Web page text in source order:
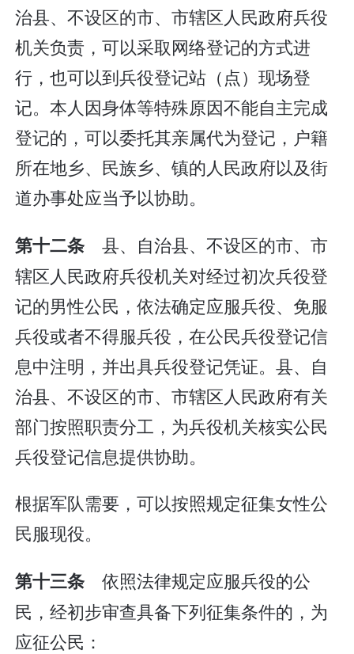
治县、不设区的市、市辖区人民政府兵役
机关负责，可以采取网络登记的方式进
行，也可以到兵役登记站（点）现场登
记。本人因身体等特殊原因不能自主完成
登记的，可以委托其亲属代为登记，户籍
所在地乡、民族乡、镇的人民政府以及街
道办事处应当予以协助。
第十二条 县、自治县、不设区的市、市
辖区人民政府兵役机关对经过初次兵役登
记的男性公民，依法确定应服兵役、免服
兵役或者不得服兵役，在公民兵役登记信
息中注明，并出具兵役登记凭证。县、自
治县、不设区的市、市辖区人民政府有关
部门按照职责分工，为兵役机关核实公民
兵役登记信息提供协助。
根据军队需要，可以按照规定征集女性公
民服现役。
第十三条 依照法律规定应服兵役的公
民，经初步审查具备下列征集条件的，为
应征公民：